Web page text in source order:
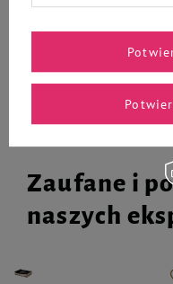
+
Zaufane i
naszych